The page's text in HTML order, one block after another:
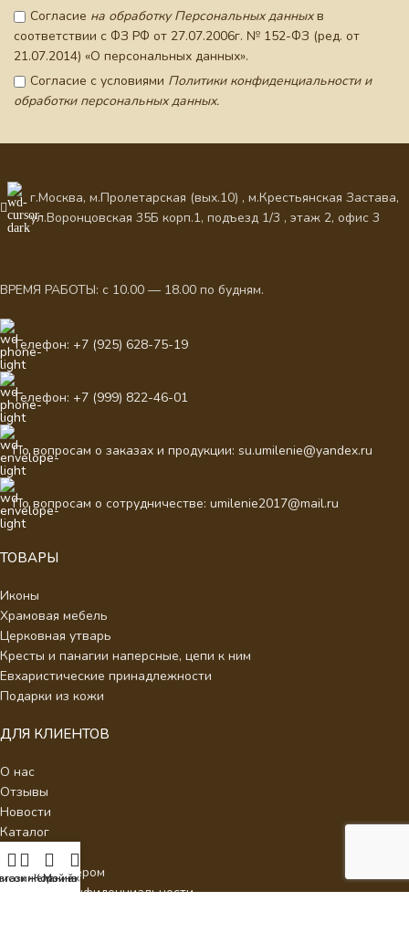
Согласие на обработку Персональных данныхв
соответствии с ФЗ РФ от 27.07.2006г. № 152-ФЗ (ред. от
21.07.2014) «О персональных данных».
Согласие с условиями Политики конфиденциальности и
обработки персональных данных.
г.Москва, м.Пролетарская (вых.10) , м.Крестьянская Застава,
ул.Воронцовская 35Б корп.1, подъезд 1/3 , этаж 2, офис 3
ВРЕМЯ РАБОТЫ: с 10.00 — 18.00 по будням.
Телефон: +7 (925) 628-75-19
Телефон: +7 (999) 822-46-01
По вопросам о заказах и продукции: su.umilenie@yandex.ru
По вопросам о сотрудничестве: umilenie2017@mail.ru
ТОВАРЫ
Иконы
Храмовая мебель
Церковная утварь
Кресты и панагии наперсные, цепи к ним
Евхаристические принадлежности
Подарки из кожи
ДЛЯ КЛИЕНТОВ
О нас
Отзывы
Новости
Каталог
Контакты
Стать партнером
Политика конфиденциальности
желаний
Корзина
Мой аккаунт